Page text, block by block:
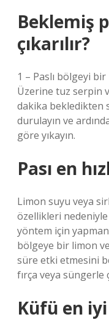
Beklemiş
çıkarılır?
1 – Paslı bölgeyi
Üzerine tuz serpin
dakika bekledikten
durulayın ve
göre yıkayın.
Pası en
Limon suyu veya
özellikleri nedeniyle
yöntem için
bölgeye bir limon
süre etki etmesini
fırça veya süngerle
Küfü en